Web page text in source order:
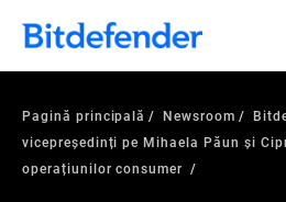
Pagină principală Newsroom
vicepreședinți pe Mihaela Păun și
operațiunilor consumer